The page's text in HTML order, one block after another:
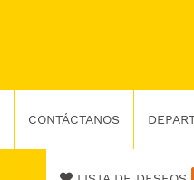
CONTÁCTANOS